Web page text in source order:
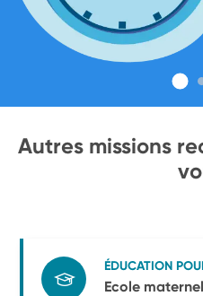
Autres missions
ÉDUCATION
Ecole